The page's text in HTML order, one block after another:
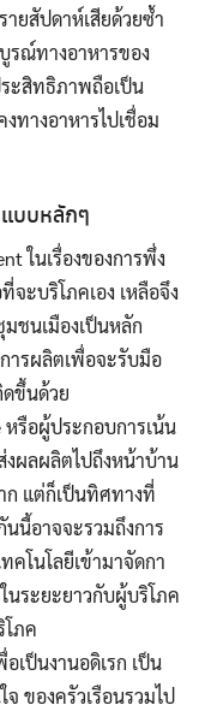
ยสัปดาห์เสียด้วยซ้ำ
รณ์ทางอาหารของ
ะสิทธิภาพถือเป็น
ทางอาหารไปเชื่อม
บบหลักๆ
ในเรื่องของการพึ่ง
ะบริโภคเอง เหลือจึง
ชนเมืองเป็นหลัก
ารผลิตเพื่อจะรับมือ
ขึ้นด้วย
รือผู้ประกอบการเน้น
งผลผลิตไปถึงหน้าบ้าน
ก แต่ก็เป็นทิศทางที่
นนี้อาจจะรวมถึงการ
คโนโลยีเข้ามาจัดกา
นระยะยาวกับผู้บริโภค
ภค
เป็นงานอดิเรก เป็น
ของครัวเรือนรวมไป